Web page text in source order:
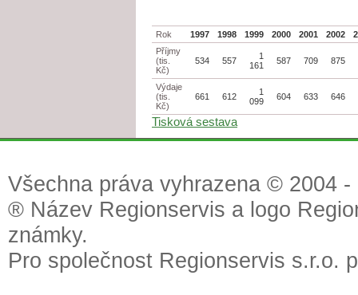
Rok 1997 1998 1999 2000 2001 2002
Příjmy
(tis.
Kč)
534 557
1
161
587 709 875
Výdaje
(tis.
Kč)
661 612
1
099
604 633 646
Tisková sestava
Všechna práva vyhrazena © 2004
® Název Regionservis a logo
známky.
Pro společnost Regionservis s.r.o.